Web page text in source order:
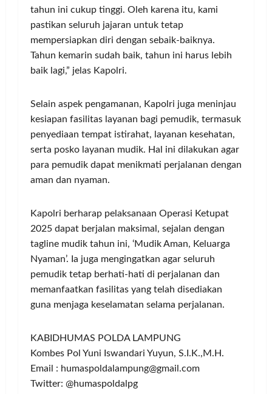
tahun ini cukup tinggi. Oleh karena itu, kami
pastikan seluruh jajaran untuk tetap
mempersiapkan diri dengan sebaik-baiknya.
Tahun kemarin sudah baik, tahun ini harus lebih
baik lagi,” jelas Kapolri.
Selain aspek pengamanan, Kapolri juga meninjau
kesiapan fasilitas layanan bagi pemudik, termasuk
penyediaan tempat istirahat, layanan kesehatan,
serta posko layanan mudik. Hal ini dilakukan agar
para pemudik dapat menikmati perjalanan dengan
aman dan nyaman.
Kapolri berharap pelaksanaan Operasi Ketupat
2025 dapat berjalan maksimal, sejalan dengan
tagline mudik tahun ini, ‘Mudik Aman, Keluarga
Nyaman’. Ia juga mengingatkan agar seluruh
pemudik tetap berhati-hati di perjalanan dan
memanfaatkan fasilitas yang telah disediakan
guna menjaga keselamatan selama perjalanan.
KABIDHUMAS POLDA LAMPUNG
Kombes Pol Yuni Iswandari Yuyun, S.I.K.,M.H.
Email : humaspoldalampung@gmail.com
Twitter: @humaspoldalpg